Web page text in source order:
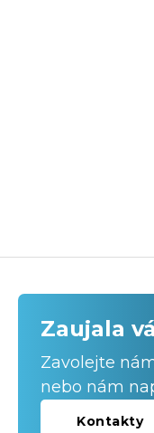
Zaujala
Zavolejte
nebo nám
Kontakty